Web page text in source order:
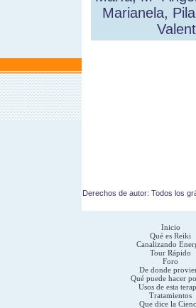
Marianela,
Derechos de autor: Todos los
Inicio
Qué es Reiki
Canalizando
Tour Rápido
Foro
De donde
Qué puede hacer
Usos de esta
Tratamientos
Que dice la